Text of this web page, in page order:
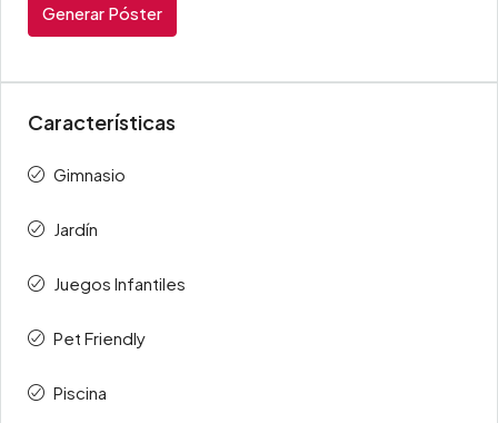
Generar Póster
Características
Gimnasio
Jardín
Juegos Infantiles
Pet Friendly
Piscina